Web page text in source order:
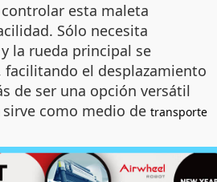
esta maleta
Sólo necesita
la rueda principal se
facilitando el desplazamiento
de ser una opción versátil
como medio de transporte